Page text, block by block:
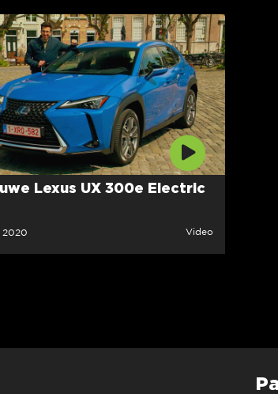
Lexus UX 300e Electric
2020 Video